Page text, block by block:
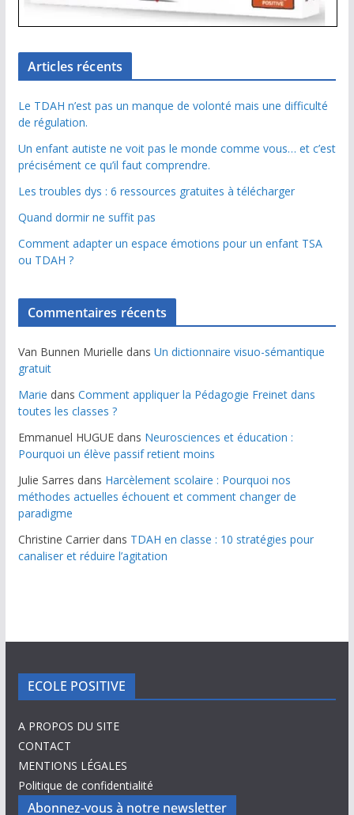
Articles récents
Le TDAH n’est pas un manque de volonté mais une difficulté
de régulation.
Un enfant autiste ne voit pas le monde comme vous… et c’est
précisément ce qu’il faut comprendre.
Les troubles dys : 6 ressources gratuites à télécharger
Quand dormir ne suffit pas
Comment adapter un espace émotions pour un enfant TSA
ou TDAH ?
Commentaires récents
Van Bunnen Murielle dans Un dictionnaire visuo-sémantique
gratuit
Marie dans Comment appliquer la Pédagogie Freinet dans
toutes les classes ?
Emmanuel HUGUEdans Neurosciences et éducation :
Pourquoi un élève passif retient moins
Julie Sarres dans Harcèlement scolaire : Pourquoi nos
méthodes actuelles échouent et comment changer de
paradigme
Christine Carrierdans TDAH en classe : 10 stratégies pour
canaliser et réduire l’agitation
ECOLE POSITIVE
A PROPOS DU SITE
CONTACT
MENTIONS LÉGALES
Politique de confidentialité
Abonnez-vous à notre newsletter